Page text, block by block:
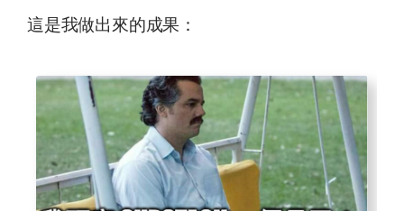
這是我做出來的成果：